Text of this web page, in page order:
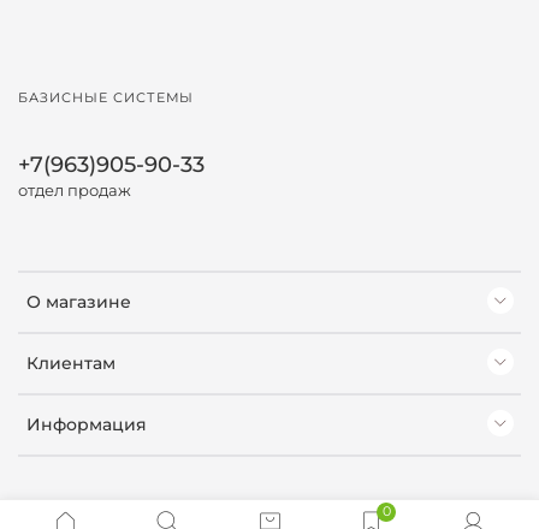
О магазине
Клиентам
Информация
БАЗИСНЫЕ СИСТЕМЫ
+7(963)905-90-33
отдел продаж
0